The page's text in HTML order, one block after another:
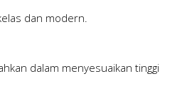
dan modern.
dalam menyesuaikan tinggi